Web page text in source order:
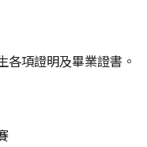
各項證明及畢業證書。